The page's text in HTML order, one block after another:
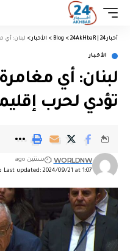
أخبار 24 | 24AkHbaR >
Blog
> الأخبار > لبنان: أي
الأخبار
لبنان: أي
تؤدي لحرب
Last updated: 2024/09/21 at 1:07 صباحًا
WORLDNW سنتين ago